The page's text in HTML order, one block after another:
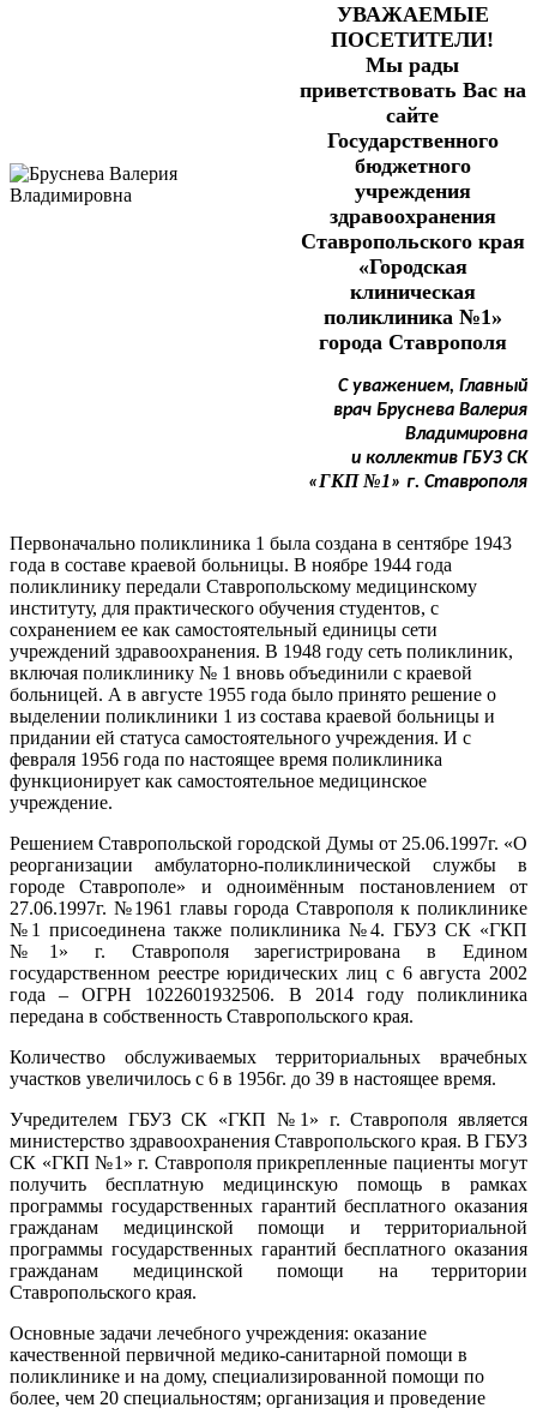
УВАЖАЕМЫЕ
ПОСЕТИТЕЛИ!
Мы рады
приветствовать Вас на
сайте
Государственного
бюджетного
учреждения
здравоохранения
Ставропольского края
«Городская
клиническая
поликлиника №1»
города Ставрополя
С уважением, Главный
врач Бруснева Валерия
Владимировна
и коллектив ГБУЗ СК
«ГКП №1» г. Ставрополя
Первоначально поликлиника 1 была создана в сентябре 1943
года в составе краевой больницы. В ноябре 1944 года
поликлинику передали Ставропольскому медицинскому
институту, для практического обучения студентов, с
сохранением ее как самостоятельный единицы сети
учреждений здравоохранения. В 1948 году сеть поликлиник,
включая поликлинику № 1 вновь объединили с краевой
больницей. А в августе 1955 года было принято решение о
выделении поликлиники 1 из состава краевой больницы и
придании ей статуса самостоятельного учреждения. И с
февраля 1956 года по настоящее время поликлиника
функционирует как самостоятельное медицинское
учреждение.
Решением Ставропольской городской Думы от 25.06.1997г. «О
реорганизации амбулаторно-поликлинической службы в
городе Ставрополе» и одноимённым постановлением от
27.06.1997г. №1961 главы города Ставрополя к поликлинике
№1 присоединена также поликлиника №4. ГБУЗ СК «ГКП
№1» г. Ставрополя зарегистрирована в Едином
государственном реестре юридических лиц с 6 августа 2002
года – ОГРН 1022601932506. В 2014 году поликлиника
передана в собственность Ставропольского края.
Количество обслуживаемых территориальных врачебных
участков увеличилось с 6 в 1956г. до 39 в настоящее время.
Учредителем ГБУЗ СК «ГКП №1» г. Ставрополя является
министерство здравоохранения Ставропольского края. В ГБУЗ
СК «ГКП №1» г. Ставрополя прикрепленные пациенты могут
получить бесплатную медицинскую помощь в рамках
программы государственных гарантий бесплатного оказания
гражданам медицинской помощи и территориальной
программы государственных гарантий бесплатного оказания
гражданам медицинской помощи на территории
Ставропольского края.
Основные задачи лечебного учреждения: оказание
качественной первичной медико-санитарной помощи в
поликлинике и на дому, специализированной помощи по
более, чем 20 специальностям; организация и проведение